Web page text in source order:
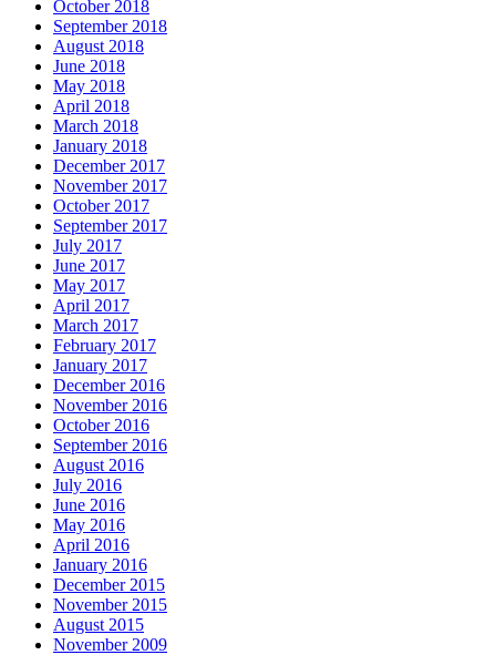
October 2018
September 2018
August 2018
June 2018
May 2018
April 2018
March 2018
January 2018
December 2017
November 2017
October 2017
September 2017
July 2017
June 2017
May 2017
April 2017
March 2017
February 2017
January 2017
December 2016
November 2016
October 2016
September 2016
August 2016
July 2016
June 2016
May 2016
April 2016
January 2016
December 2015
November 2015
August 2015
November 2009